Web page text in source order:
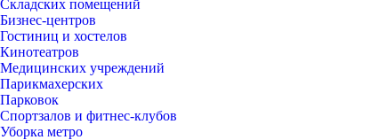
Складских помещений
Бизнес-центров
Гостиниц и хостелов
Кинотеатров
Медицинских учреждений
Парикмахерских
Парковок
Спортзалов и фитнес-клубов
Уборка метро